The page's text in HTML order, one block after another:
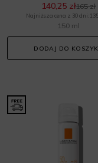
140,25 zł165 zł
Najniższa cena z 30 dni:
150 ml
DODAJ DO